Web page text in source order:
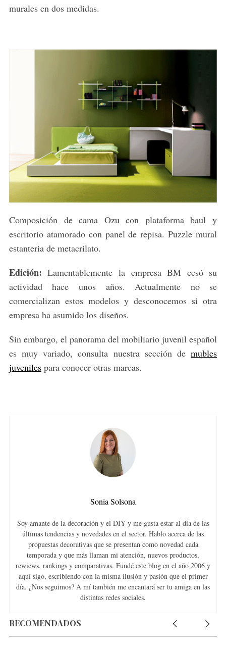
murales en dos medidas.
Composición de cama Ozu con plataforma baul y
escritorio atamorado con panel de repisa. Puzzle mural
estanteria de metacrilato.
Edición: Lamentablemente la empresa BM cesó su
actividad hace unos años. Actualmente no se
comercializan estos modelos y desconocemos si otra
empresa ha asumido los diseños.
Sin embargo, el panorama del mobiliario juvenil español
es muy variado, consulta nuestra sección demubles
juvenilespara conocer otras marcas.
Sonia Solsona
Soy amante de la decoración y el DIY y me gusta estar al día de las
últimas tendencias y novedades en el sector. Hablo acerca de las
propuestas decorativas que se presentan como novedad cada
temporada y que más llaman mi atención, nuevos productos,
rewiews, rankings y comparativas. Fundé este blog en el año 2006 y
aquí sigo, escribiendo con la misma ilusión y pasión que el primer
día. ¿Nos seguimos? A mí también me encantará ser tu amiga en las
distintas redes sociales.
RECOMENDADOS